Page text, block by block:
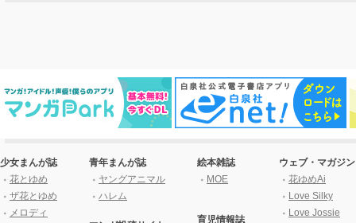
少女まんが誌
花とゆめ
ザ花とゆめ
メロディ
青年まんが誌
ヤングアニマル
ハレム
絵本雑誌
MOE
育児情報誌
ウェブ・マガジン
花ゆめAi
Love Silky
Love Jossie